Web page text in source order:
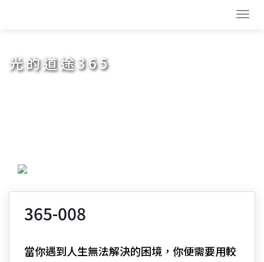
光的道途365
365-008
當你遇到人生無法解決的困境，你便需要用較